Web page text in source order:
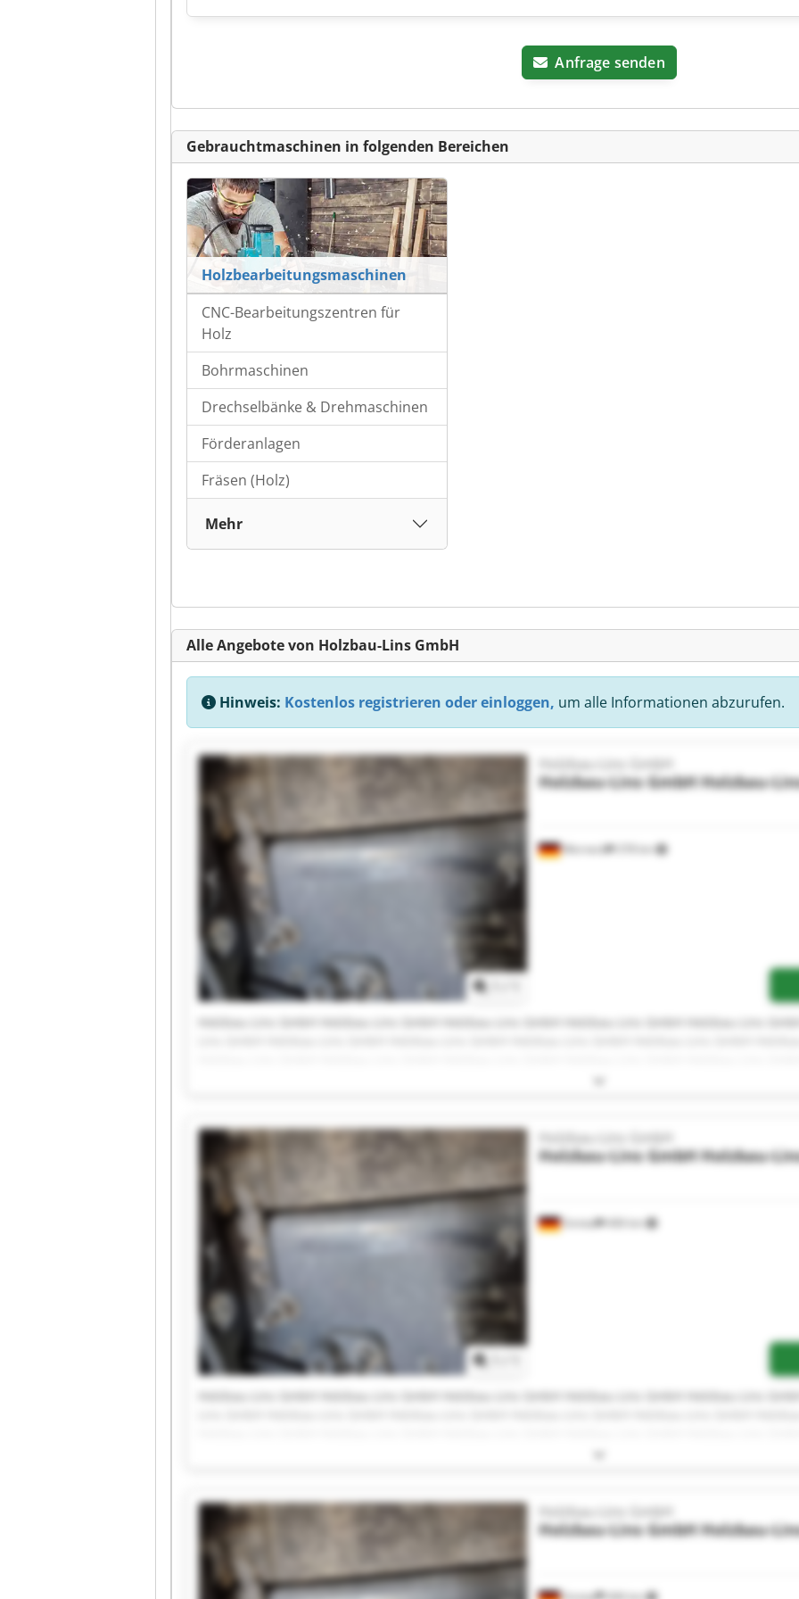
Anfrage senden
Gebrauchtmaschinen in folgenden Bereichen
Holzbearbeitungsmaschinen
CNC-Bearbeitungszentren für
Holz
Bohrmaschinen
Drechselbänke & Drehmaschinen
Förderanlagen
Fräsen (Holz)
Mehr
Alle Angebote von Holzbau-Lins GmbH
Hinweis: Kostenlos registrieren oder einloggen, um alle Informationen abzurufen.
Werneck
Holzbau-Lins GmbH
Holzbau-Lins GmbHHolzbau-
Holzbau-Lins GmbH Holzbau-Lins GmbH Holzbau-Lins GmbH Holzbau-Lins GmbH Holzbau-Lins
Sinntal 406 km
Holzbau-Lins GmbH
Holzbau-Lins GmbHHolzbau-
Holzbau-Lins GmbH Holzbau-Lins GmbH Holzbau-Lins GmbH Holzbau-Lins GmbH Holzbau-Lins
Holzbau-Lins GmbH
Holzbau-Lins GmbHHolzbau-